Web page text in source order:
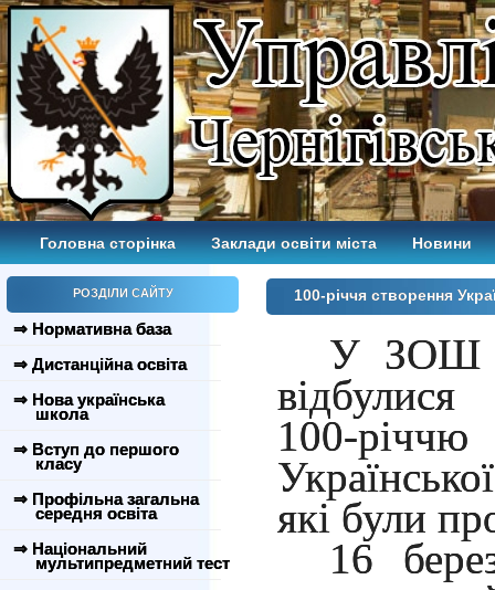
Головна сторінка Заклади освіти міста Новини
РОЗДІЛИ САЙТУ
⇒ Нормативна база
⇒ Дистанційна освіта
⇒ Нова українська
школа
⇒ Вступ до першого
класу
⇒ Профільна загальна
середня освіта
⇒ Національний
мультипредметний тест
100-річчя створення
У ЗОШ
100-
які були
16